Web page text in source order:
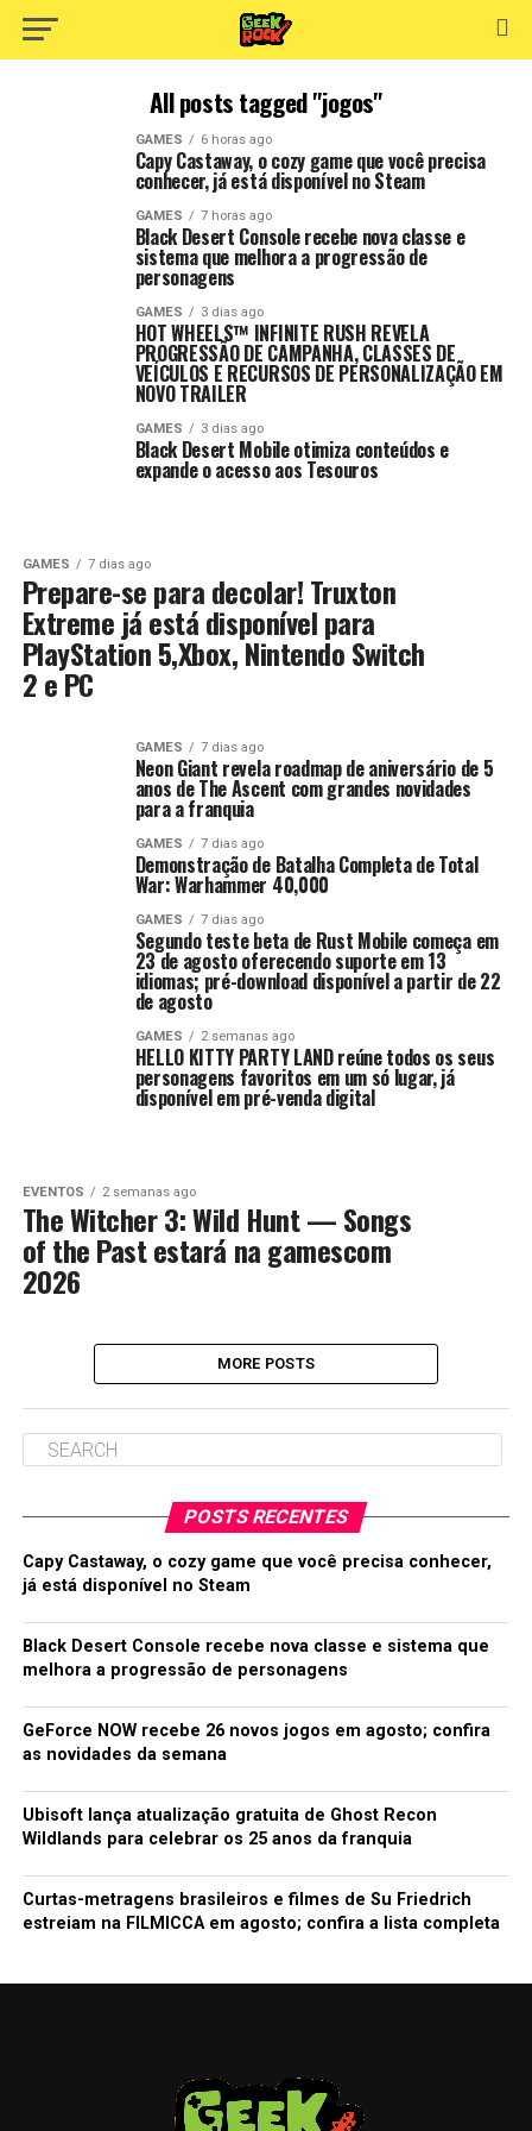
All posts tagged "jogos"
GAMES 6 horas ago
Capy Castaway, o cozy game que você precisa
conhecer, já está disponível no Steam
GAMES 7 horas ago
Black Desert Console recebe nova classe e
sistema que melhora a progressão de
personagens
GAMES 3 dias ago
HOT WHEELS™ INFINITE RUSH REVELA
PROGRESSÃO DE CAMPANHA, CLASSES DE
VEÍCULOS E RECURSOS DE PERSONALIZAÇÃO EM
NOVO TRAILER
GAMES 3 dias ago
Black Desert Mobile otimiza conteúdos e
expande o acesso aos Tesouros
GAMES 7 dias ago
Prepare-se para decolar! Truxton
Extreme já está disponível para
PlayStation 5,Xbox, Nintendo Switch
2 e PC
GAMES 7 dias ago
Neon Giant revela roadmap de aniversário de 5
anos de The Ascent com grandes novidades
para a franquia
GAMES 7 dias ago
Demonstração de Batalha Completa de Total
War: Warhammer 40,000
GAMES 7 dias ago
Segundo teste beta de Rust Mobile começa em
23 de agosto oferecendo suporte em 13
idiomas; pré-download disponível a partir de 22
de agosto
GAMES 2 semanas ago
HELLO KITTY PARTY LAND reúne todos os seus
personagens favoritos em um só lugar, já
disponível em pré-venda digital
EVENTOS 2 semanas ago
The Witcher 3: Wild Hunt — Songs
of the Past estará na gamescom
2026
MORE POSTS
POSTS RECENTES
Capy Castaway, o cozy game que você precisa conhecer,
já está disponível no Steam
Black Desert Console recebe nova classe e sistema que
melhora a progressão de personagens
GeForce NOW recebe 26 novos jogos em agosto; confira
as novidades da semana
Ubisoft lança atualização gratuita de Ghost Recon
Wildlands para celebrar os 25 anos da franquia
Curtas-metragens brasileiros e filmes de Su Friedrich
estreiam na FILMICCA em agosto; confira a lista completa